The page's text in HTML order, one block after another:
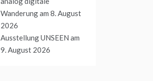
Wanderungam 8. August
2026
Ausstellung UNSEEN am
9. August 2026